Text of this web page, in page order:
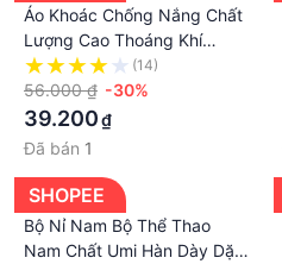
Áo Khoác Chống Nắng Chất
Lượng Cao Thoáng Khí
Chống Thấm Nước Nhanh
Khô Size M-3XL Thời Trang
Cho Nam Và Nữ
(14)
56.000 ₫ -30%
39.200₫
Đã bán 1
SHOPEE
Bộ Nỉ Nam Bộ Thể Thao
Nam Chất Umi Hàn Dày Dặn